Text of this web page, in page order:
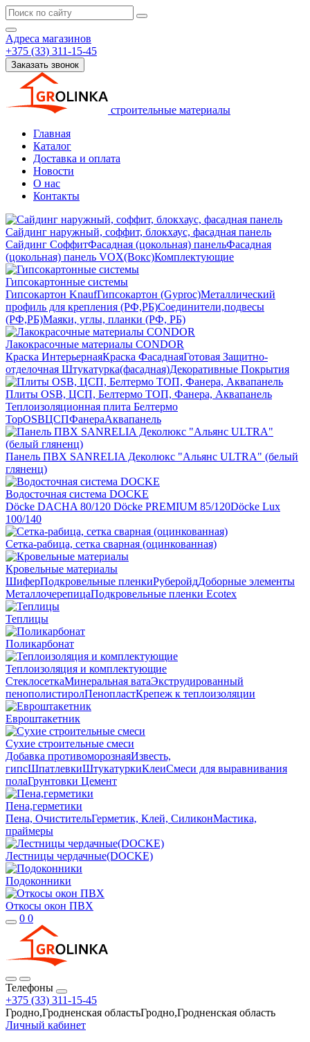
Адреса магазинов
+375 (33) 311-15-45
Заказать звонок
строительные материалы
Главная
Каталог
Доставка и оплата
Новости
О нас
Контакты
Сайдинг наружный, соффит, блокхаус, фасадная панель
Сайдинг СоффитФасадная (цокольная) панельФасадная
(цокольная) панель VOX(Вокс)Комплектующие
Гипсокартонные системы
Гипсокартон KnaufГипсокартон (Gyproc)Металлический
профиль для крепления (РФ,РБ)Соединители,подвесы
(РФ,РБ)Маяки, углы, планки (РФ, РБ)
Лакокрасочные материалы CONDOR
Краска ИнтерьернаяКраска ФасаднаяГотовая Защитно-
отделочная Штукатурка(фасадная)Декоративные Покрытия
Плиты OSB, ЦСП, Белтермо ТОП, Фанера, Аквапанель
Теплоизоляционная плита Белтермо
TopOSBЦСПФанераАквапанель
Панель ПВХ SANRELIA Деколюкс "Альянс ULTRA" (белый
гляненц)
Водосточная система DOCKE
Döсkе DACHA 80/120 Döcke PREMIUM 85/120Döсkе Luх
100/140
Сетка-рабица, сетка сварная (оцинкованная)
Кровельные материалы
ШиферПодкровельные пленкиРуберойдДоборные элементы
МеталлочерепицаПодкровельные пленки Ecotex
Теплицы
Поликарбонат
Теплоизоляция и комплектующие
СтеклосеткаМинеральная ватаЭкструдированный
пенополистиролПенопластКрепеж к теплоизоляции
Евроштакетник
Сухие строительные смеси
Добавка противоморознаяИзвесть,
гипсШпатлевкиШтукатуркиКлеиСмеси для выравнивания
полаГрунтовки Цемент
Пена,герметики
Пена, ОчистительГерметик, Клей, СиликонМастика,
праймеры
Лестницы чердачные(DOCKE)
Подоконники
Откосы окон ПВХ
0 0
Телефоны
+375 (33) 311-15-45
Гродно,Гродненская областьГродно,Гродненская область
Личный кабинет